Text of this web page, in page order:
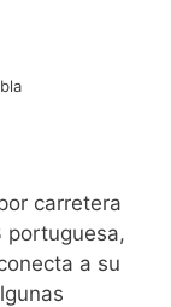
carretera
portuguesa,
a su